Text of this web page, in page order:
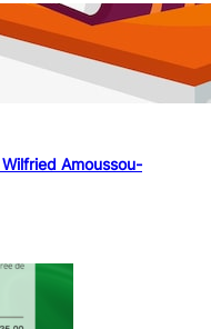
Amoussou-